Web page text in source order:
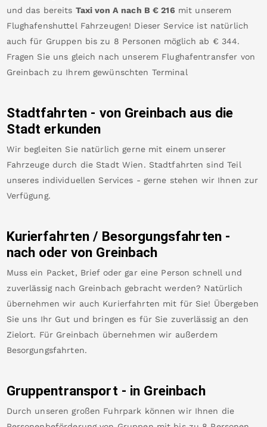
und das bereits Taxi von A nach B €216 mit unserem
Flughafenshuttel Fahrzeugen! Dieser Service ist natürlich
auch für Gruppen bis zu 8 Personen möglich ab € 344.
Fragen Sie uns gleich nach unserem Flughafentransfer von
Greinbach zu Ihrem gewünschten Terminal
Stadtfahrten - von Greinbach aus die
Stadt erkunden
Wir begleiten Sie natürlich gerne mit einem unserer
Fahrzeuge durch die Stadt Wien. Stadtfahrten sind Teil
unseres individuellen Services - gerne stehen wir Ihnen zur
Verfügung.
Kurierfahrten / Besorgungsfahrten -
nach oder von Greinbach
Muss ein Packet, Brief oder gar eine Person schnell und
zuverlässig nach Greinbach gebracht werden? Natürlich
übernehmen wir auch Kurierfahrten mit für Sie! Übergeben
Sie uns Ihr Gut und bringen es für Sie zuverlässig an den
Zielort. Für Greinbach übernehmen wir außerdem
Besorgungsfahrten.
Gruppentransport - in Greinbach
Durch unseren großen Fuhrpark können wir Ihnen die